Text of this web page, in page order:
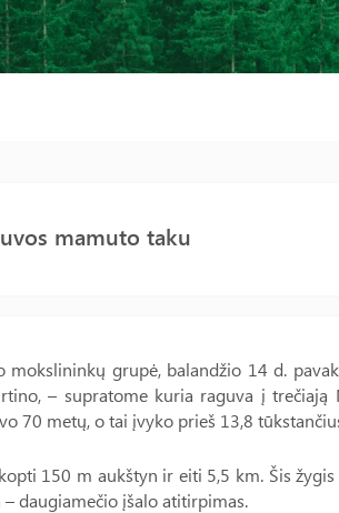
mamuto taku
mokslininkų grupė, balandžio 14 d.
– supratome kuria raguva į
70 metų, o tai įvyko prieš 13,8
150 m aukštyn ir eiti 5,5 km. Šis
daugiamečio įšalo atitirpimas.